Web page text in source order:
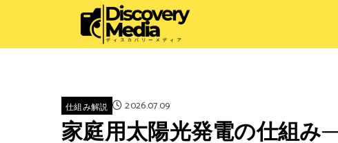
仕組み解説 2026.07.09
家庭用太陽光発電の仕組み